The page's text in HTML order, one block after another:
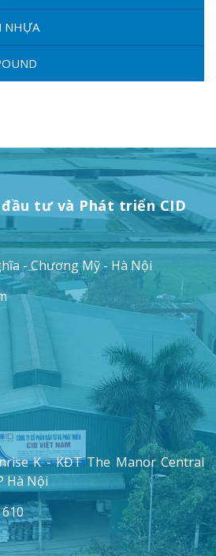
NHỰA
đầu tư và Phát triển CID
- Chương Mỹ - Hà Nội
K - KĐT The Manor Central
Hà Nội